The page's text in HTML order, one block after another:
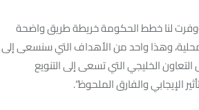
مصدر إلهام لنا جميعًا. ووفرت لنا خطط الحكومة خريطة طريق واضحة
المحلية، وهذا واحد من الأهداف التي سنسعى إلى
دول مجلس التعاون الخليجي التي تسعى إلى التنويع
الإيجابي والفارق الملحوظ”.